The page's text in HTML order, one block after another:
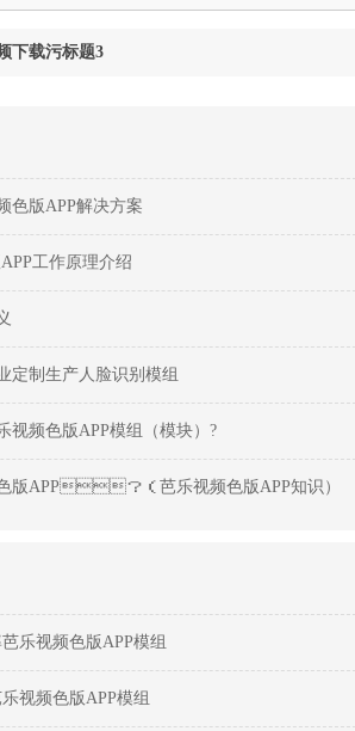
下载污标题3
色版APP解决方案
工作原理介绍
定制生产人脸识别模组
视频色版APP模组（模块）?
版APP？（芭乐视频色版APP知识）
乐视频色版APP模组
视频色版APP模组